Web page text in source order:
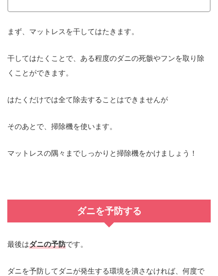
まず、マットレスを干してはたきます。
干してはたくことで、ある程度のダニの死骸やフンを取り除
くことができます。
はたくだけでは全て除去することはできませんが
そのあとで、掃除機を使います。
マットレスの隅々までしっかりと掃除機をかけましょう！
ダニを予防する
最後はダニの予防です。
ダニを予防してダニが発生する環境を潰さなければ、何度で